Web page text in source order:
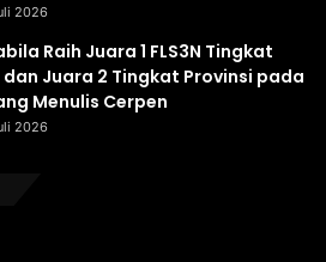
2026
Raih Juara 1 FLS3N Tingkat
Juara 2 Tingkat Provinsi pada
Menulis Cerpen
2026